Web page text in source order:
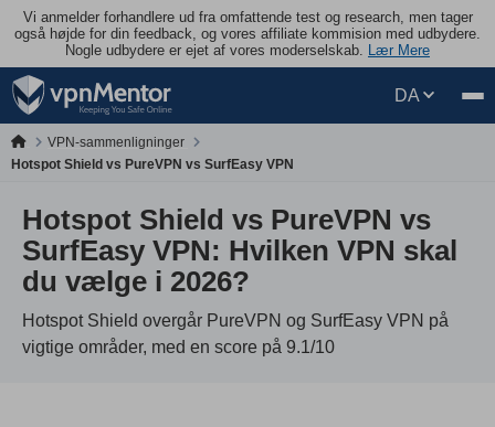
Vi anmelder forhandlere ud fra omfattende test og research, men tager
også højde for din feedback, og vores affiliate kommision med udbydere.
Nogle udbydere er ejet af vores moderselskab. Lær Mere
DA
VPN-sammenligninger
Hotspot Shield vs PureVPN vs SurfEasy VPN
Hotspot Shield vs PureVPN vs
SurfEasy VPN: Hvilken VPN skal
du vælge i 2026?
Hotspot Shield overgår PureVPN og SurfEasy VPN på
vigtige områder, med en score på 9.1/10